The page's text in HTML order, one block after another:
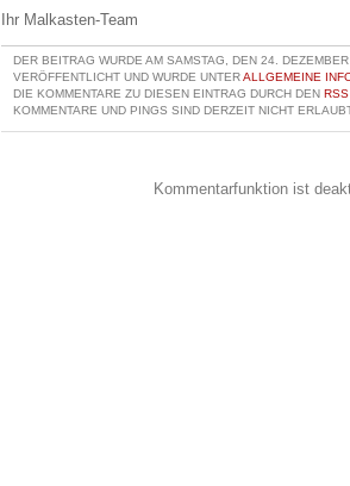
Ihr Malkasten-Team
DER BEITRAG WURDE AM SAMSTAG, DEN 24.
VERÖFFENTLICHT UND WURDE UNTERALLGEMEINE
DIE KOMMENTARE ZU DIESEN EINTRAG DURCH DEN
KOMMENTARE UND PINGS SIND DERZEIT NICHT
Kommentarfunktion ist